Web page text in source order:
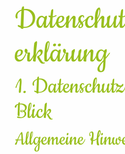
erklärung
1.
Blick
Allgemeine